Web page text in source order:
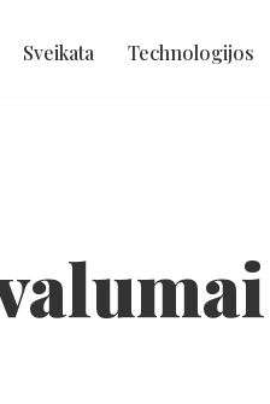
Sveikata Technologijos